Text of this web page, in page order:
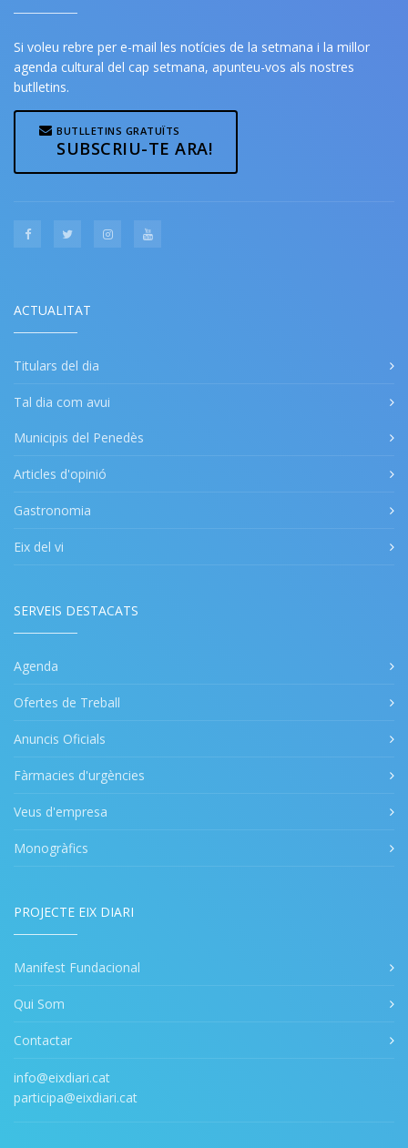
Si voleu rebre per e-mail les notícies de la setmana i la millor
agenda cultural del cap setmana, apunteu-vos als nostres
butlletins.
BUTLLETINS GRATUÏTS
SUBSCRIU-TE ARA!
ACTUALITAT
Titulars del dia
Tal dia com avui
Municipis del Penedès
Articles d'opinió
Gastronomia
Eix del vi
SERVEIS DESTACATS
Agenda
Ofertes de Treball
Anuncis Oficials
Fàrmacies d'urgències
Veus d'empresa
Monogràfics
PROJECTE EIX DIARI
Manifest Fundacional
Qui Som
Contactar
info@eixdiari.cat
participa@eixdiari.cat